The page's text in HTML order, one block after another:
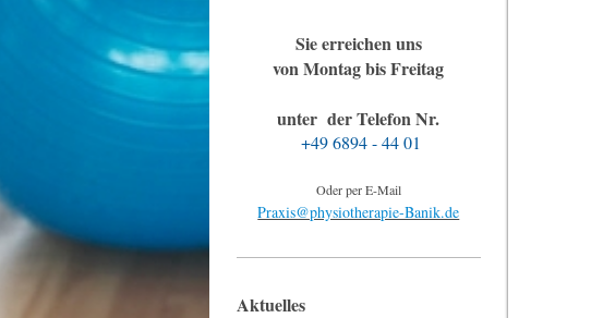
Sie erreichen uns
von Montag bis Freitag
unter der Telefon Nr.
+49 6894 - 44 01
Oder per E-Mail
Praxis@physiotherapie-Banik.de
Aktuelles